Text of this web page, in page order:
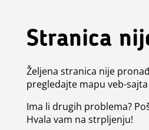
Stranica
Željena stranica nije
pregledajte mapu veb-
Ima li drugih problema?
Hvala vam na strpljenju!